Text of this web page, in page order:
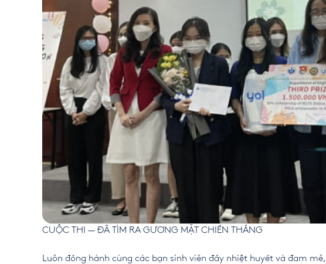
CUỘC THI — ĐÃ TÌM RA GƯƠNG MẶT CHIẾN THẮNG
Luôn đồng hành cùng các bạn sinh viên đầy nhiệt huyết và đam